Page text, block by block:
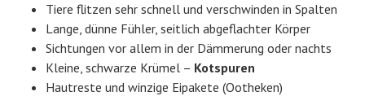
Tiere flitzen sehr schnell und verschwinden in Spalten
Lange, dünne Fühler, seitlich abgeflachter Körper
Sichtungen vor allem in der Dämmerung oder nachts
Kleine, schwarze Krümel – Kotspuren
Hautreste und winzige Eipakete (Ootheken)